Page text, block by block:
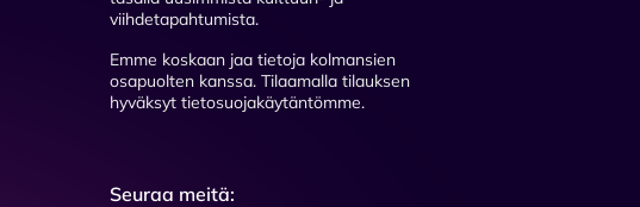
viihdetapahtumista.
Emme koskaan jaa tietoja kolmansien
osapuolten kanssa. Tilaamalla tilauksen
hyväksyt tietosuojakäytäntömme.
Seuraa meitä: